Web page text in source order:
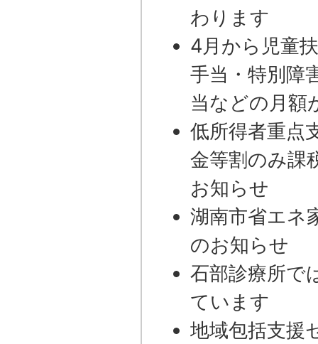
わります
4月から児童
手当・特別障
当などの月額
低所得者重点
金等割のみ課
お知らせ
湖南市省エネ
のお知らせ
石部診療所で
ています
地域包括支援